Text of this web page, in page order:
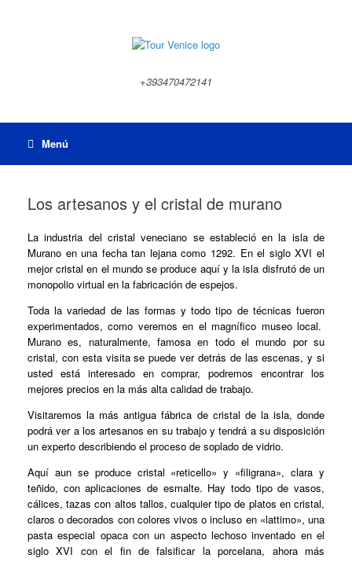
+393470472141
Menú
Los artesanos y el cristal de murano
La industria del cristal veneciano se estableció en la isla de
Murano en una fecha tan lejana como 1292. En el siglo XVI el
mejor cristal en el mundo se produce aquí y la isla disfrutó de un
monopolio virtual en la fabricación de espejos.
Toda la variedad de las formas y todo tipo de técnicas fueron
experimentados, como veremos en el magnífico museo local.
Murano es, naturalmente, famosa en todo el mundo por su
cristal, con esta visita se puede ver detrás de las escenas, y si
usted está interesado en comprar, podremos encontrar los
mejores precios en la más alta calidad de trabajo.
Visitaremos la más antigua fábrica de cristal de la isla, donde
podrá ver a los artesanos en su trabajo y tendrá a su disposición
un experto describiendo el proceso de soplado de vidrio.
Aquí aun se produce cristal «reticello» y «filigrana», clara y
teñido, con aplicaciones de esmalte. Hay todo tipo de vasos,
cálices, tazas con altos tallos, cualquier tipo de platos en cristal,
claros o decorados con colores vivos o incluso en «lattimo», una
pasta especial opaca con un aspecto lechoso inventado en el
siglo XVI con el fin de falsificar la porcelana, ahora más